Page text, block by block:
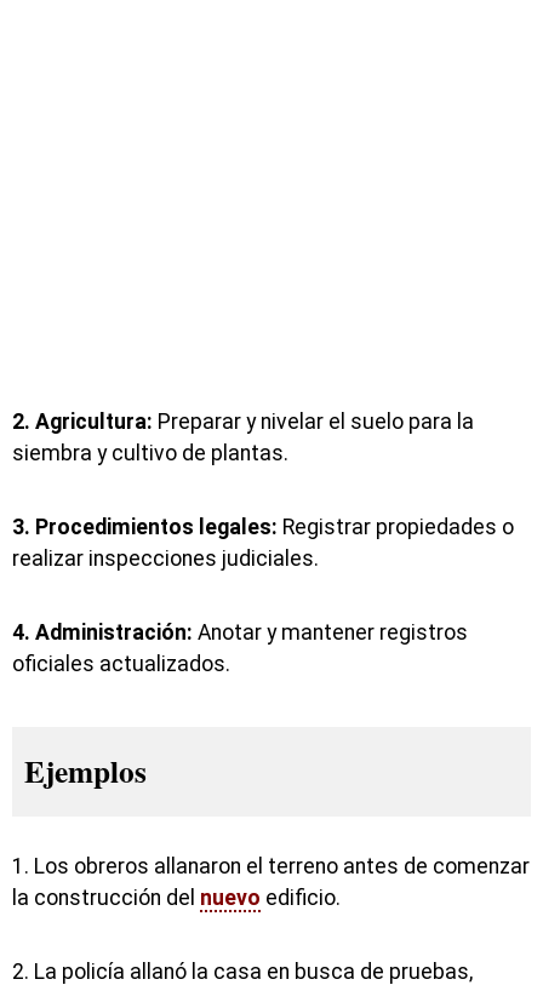
2. Agricultura: Preparar y nivelar el suelo para la
siembra y cultivo de plantas.
3. Procedimientos legales: Registrar propiedades o
realizar inspecciones judiciales.
4. Administración: Anotar y mantener registros
oficiales actualizados.
Ejemplos
1. Los obreros allanaron el terreno antes de comenzar
la construcción del nuevo edificio.
2. La policía allanó la casa en busca de pruebas,